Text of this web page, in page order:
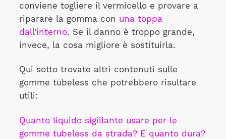
conviene togliere il vermicello e provare a
riparare la gomma con una toppa
dall’interno. Se il danno è troppo grande,
invece, la cosa migliore è sostituirla.
Qui sotto trovate altri contenuti sulle
gomme tubeless che potrebbero risultare
utili:
Quanto liquido sigillante usare per le
gomme tubeless da strada? E quanto dura?